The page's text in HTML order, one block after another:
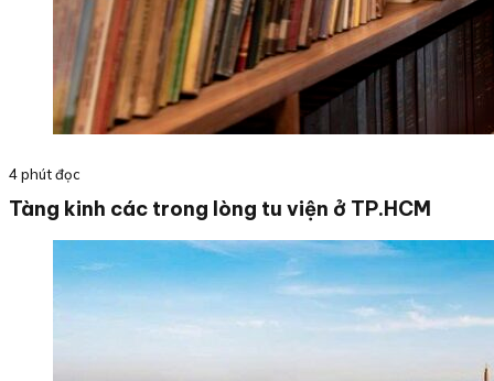
4 phút đọc
Tàng kinh các trong lòng tu viện ở TP.HCM